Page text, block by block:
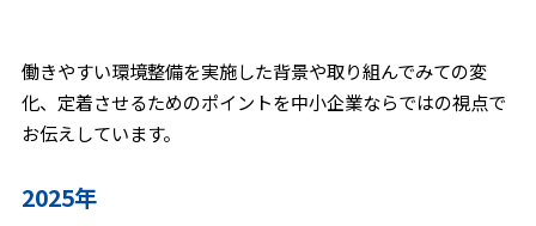
働きやすい環境整備を実施した背景や取り組んでみての変
化、定着させるためのポイントを中小企業ならではの視点で
お伝えしています。
2025年